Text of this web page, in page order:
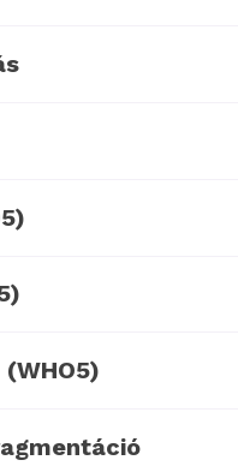
(WHO5)